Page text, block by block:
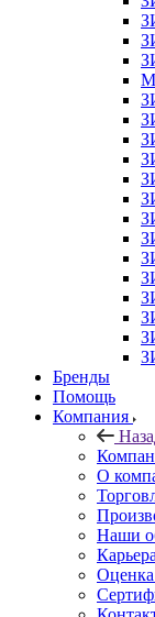
Бренды
Помощь
Компания
О
Наши
Карьера
Оценка